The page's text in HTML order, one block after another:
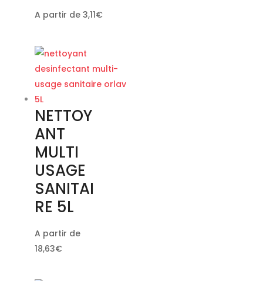
A partir de 3,11€
NETTOY
ANT
MULTI
USAGE
SANITAI
RE 5L
A partir de
18,63€